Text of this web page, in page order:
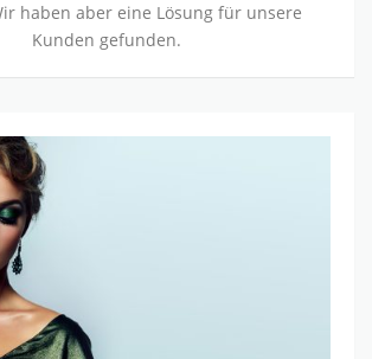
haben aber eine Lösung für unsere
Kunden gefunden.